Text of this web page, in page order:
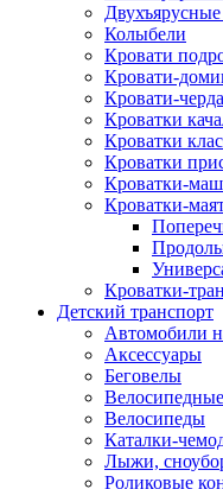
Колыбели
Кровати
Кровати-
Кровати-
Кроватки
Кроватки
Кроватки
Кроватки-
Кроватки-
Кроватки-
Детский транспорт
Автомобили
Аксессуары
Беговелы
Велосипеды
Каталки-
Лыжи,
Роликовые